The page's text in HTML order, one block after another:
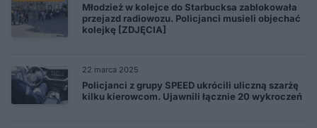
Młodzież w kolejce do Starbucksa zablokowała
przejazd radiowozu. Policjanci musieli objechać
kolejkę [ZDJĘCIA]
22 marca 2025
Policjanci z grupy SPEED ukrócili uliczną szarżę
kilku kierowcom. Ujawnili łącznie 20 wykroczeń